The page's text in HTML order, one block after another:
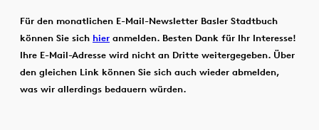
Für den monatlichen E-Mail-Newsletter Basler Stadtbuch
können Sie sich hier anmelden. Besten Dank für Ihr Interesse!
Ihre E-Mail-Adresse wird nicht an Dritte weitergegeben. Über
den gleichen Link können Sie sich auch wieder abmelden,
was wir allerdings bedauern würden.